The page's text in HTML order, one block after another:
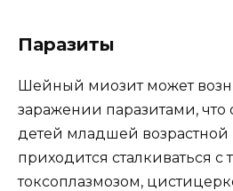
Паразиты
Шейный миозит может
заражении паразитами, что
детей младшей возрастной
приходится сталкиваться с
токсоплазмозом,